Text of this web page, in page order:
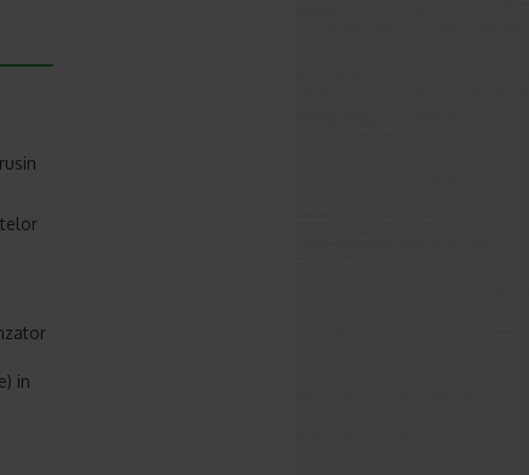
in